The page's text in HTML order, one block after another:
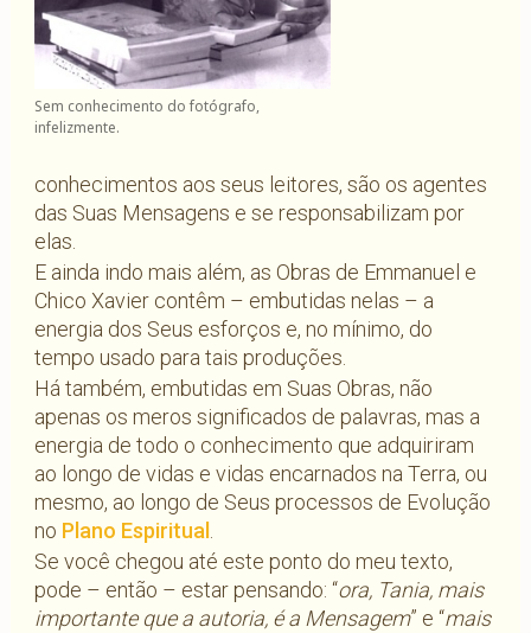
Sem conhecimento do fotógrafo,
infelizmente.
conhecimentos aos seus leitores, são os agentes
das Suas Mensagens e se responsabilizam por
elas.
E ainda indo mais além, as Obras de Emmanuel e
Chico Xavier contêm – embutidas nelas – a
energia dos Seus esforços e, no mínimo, do
tempo usado para tais produções.
Há também, embutidas em Suas Obras, não
apenas os meros significados de palavras, mas a
energia de todo o conhecimento que adquiriram
ao longo de vidas e vidas encarnados na Terra, ou
mesmo, ao longo de Seus processos de Evolução
no Plano Espiritual .
Se você chegou até este ponto do meu texto,
pode – então – estar pensando: “ora, Tania, mais
importante que a autoria, é a Mensagem” e “mais